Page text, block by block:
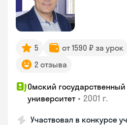
5 от 1590 ₽ за урок
2 отзыва
Омский
университет • 2001 г.
Участвовал в конкурсе